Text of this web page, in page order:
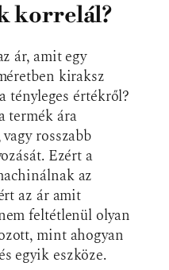
korrelál?
ár, amit egy
kiraksz
tényleges értékről?
termék ára
rosszabb
Ezért a
az
az ár amit
feltétlenül olyan
mint ahogyan
egyik eszköze.